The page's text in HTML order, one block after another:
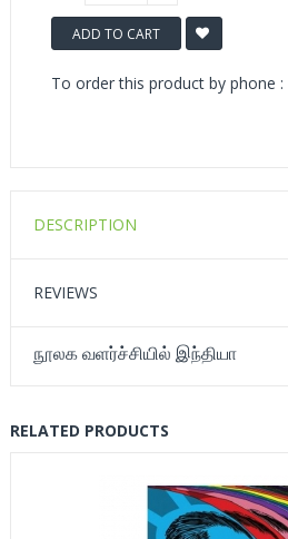
ADD TO CART
To order this product by phone :
DESCRIPTION
REVIEWS
நூலக வளர்ச்சியில் இந்தியா
RELATED PRODUCTS